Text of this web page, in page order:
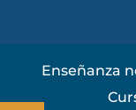
Enseñanza